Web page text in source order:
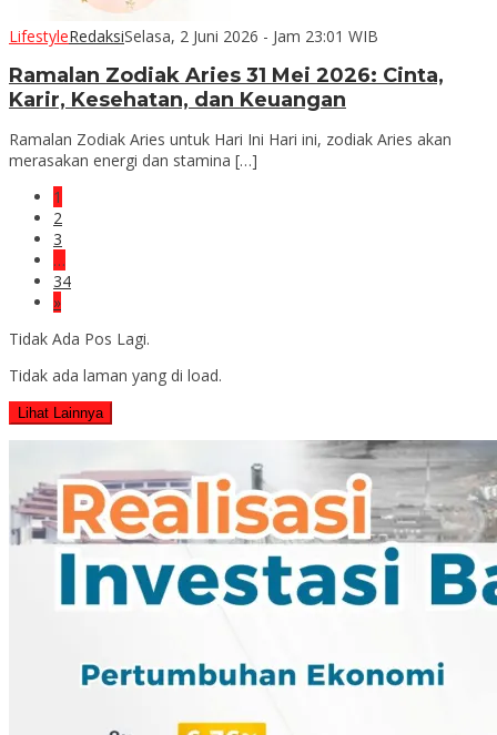
LifestyleRedaksiSelasa, 2 Juni 2026 - Jam 23:01 WIB
Ramalan Zodiak Aries 31 Mei 2026: Cinta,
Karir, Kesehatan, dan Keuangan
Ramalan Zodiak Aries untuk Hari Ini Hari ini, zodiak Aries akan
merasakan energi dan stamina […]
1
2
3
…
34
»
Tidak Ada Pos Lagi.
Tidak ada laman yang di load.
Lihat Lainnya